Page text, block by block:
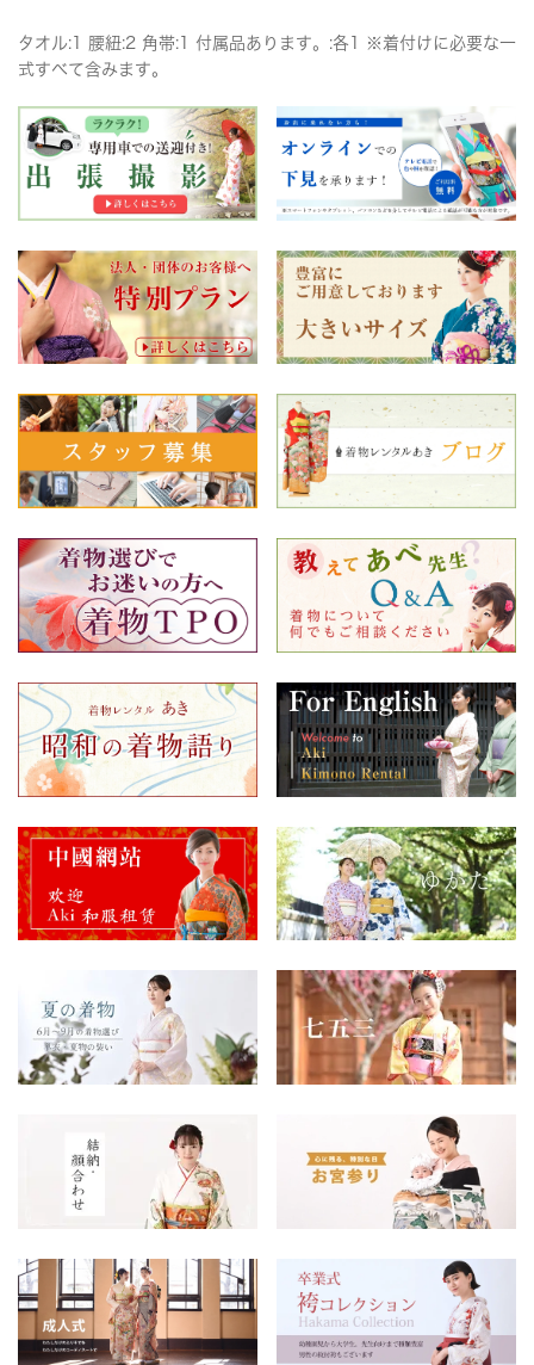
タオル:1 腰紐:2 角帯:1 付属品あります。:各1 ※着付けに必要な一
式すべて含みます。